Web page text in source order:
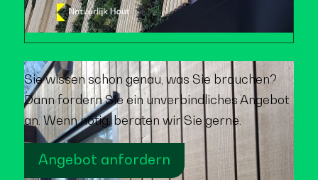
Sie wissen schon genau, was Sie brauchen?
Dann fordern Sie ein unverbindliches Angebot
an. Wenn nötig, beraten wir Sie gerne.
Angebot anfordern